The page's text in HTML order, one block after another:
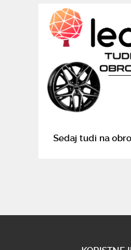
Sedaj tudi na